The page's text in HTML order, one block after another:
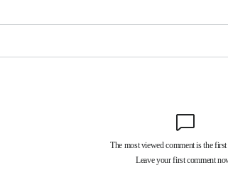
…LAFC는 승부차기 끝 과달라하라 격파
는 단거리탄도미사일…감시·경계태세 강화"
쏜 발사체는 탄도미사일 가능성